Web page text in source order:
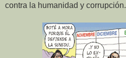
contra la humanidad y corrupción.